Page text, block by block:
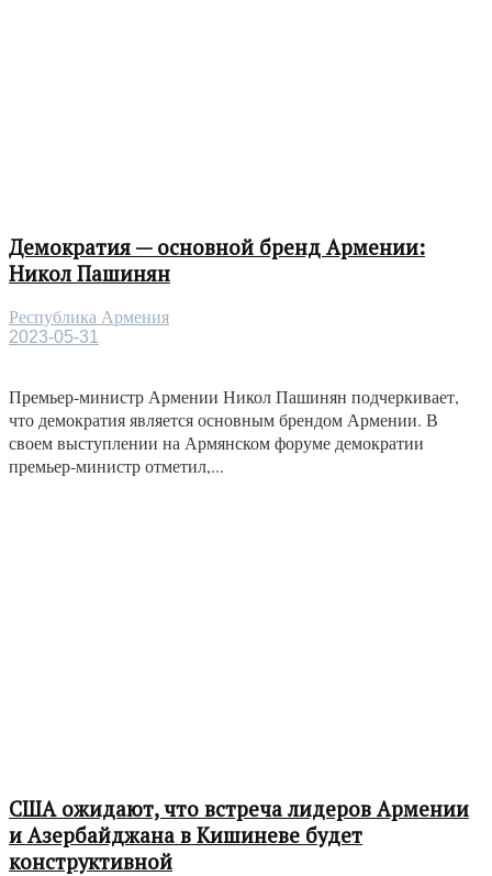
Демократия — основной бренд Армении:
Никол Пашинян
Республика Армения
2023-05-31
Премьер-министр Армении Никол Пашинян подчеркивает,
что демократия является основным брендом Армении. В
своем выступлении на Армянском форуме демократии
премьер-министр отметил,...
США ожидают, что встреча лидеров Армении
и Азербайджана в Кишиневе будет
конструктивной